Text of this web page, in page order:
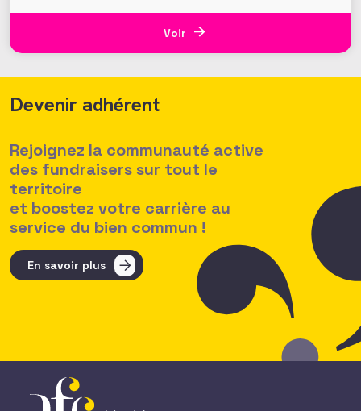
générosités a choisi de centrer sur le sujet son
colloque annuel – en digital – du 5 novembre dernier.
Voir
Devenir adhérent
Rejoignez la communauté active
des fundraisers sur tout le
territoire
et boostez votre carrière au
service du bien commun !
En savoir plus